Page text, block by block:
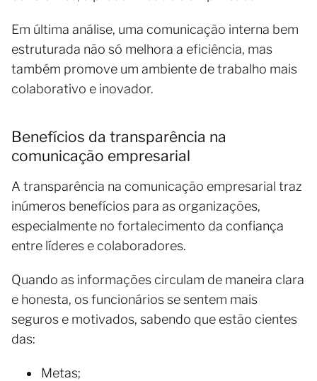
Em última análise, uma comunicação interna bem
estruturada não só melhora a eficiência, mas
também promove um ambiente de trabalho mais
colaborativo e inovador.
Benefícios da transparência na
comunicação empresarial
A transparência na comunicação empresarial traz
inúmeros benefícios para as organizações,
especialmente no fortalecimento da confiança
entre líderes e colaboradores.
Quando as informações circulam de maneira clara
e honesta, os funcionários se sentem mais
seguros e motivados, sabendo que estão cientes
das:
Metas;